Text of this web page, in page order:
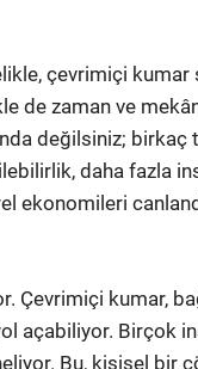
çevrimiçi kumar
de zaman ve
değilsiniz; birkaç
daha fazla
ekonomileri
kumar,
açabiliyor. Birçok
Bu, kişisel bir